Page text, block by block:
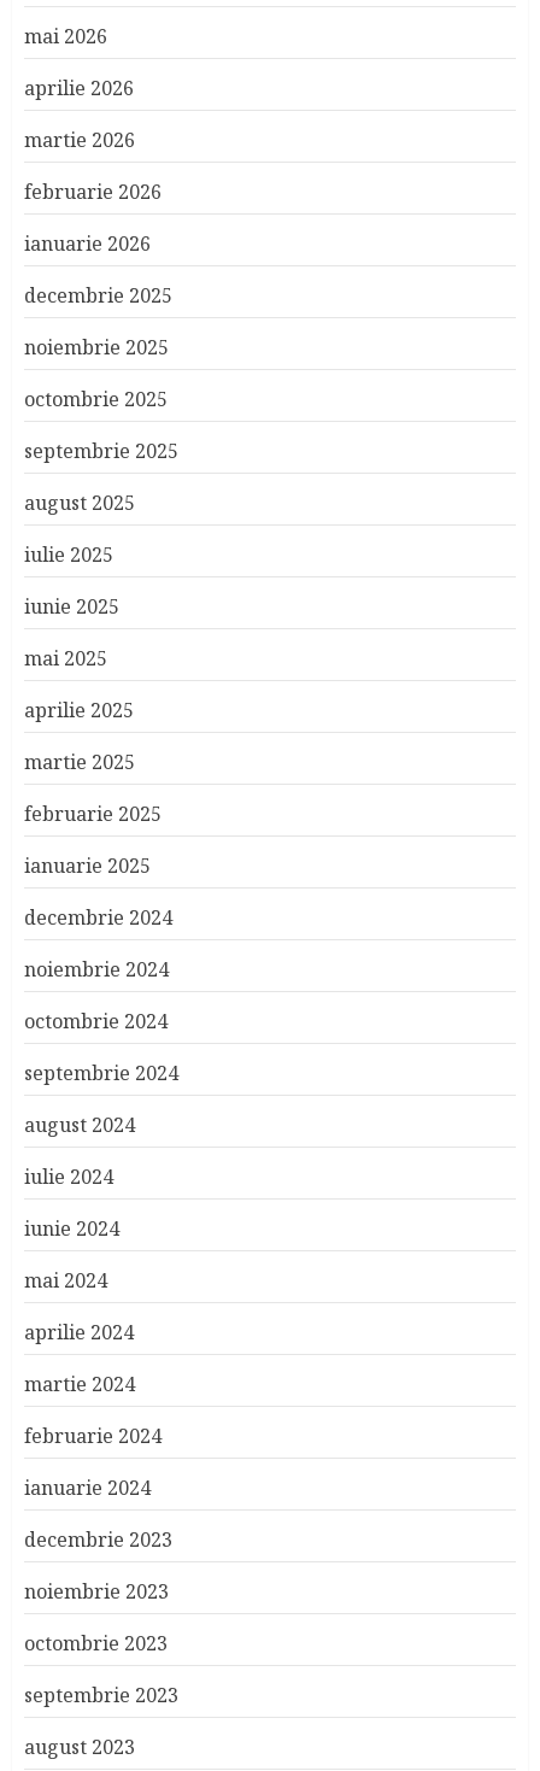
mai 2026
aprilie 2026
martie 2026
februarie 2026
ianuarie 2026
decembrie 2025
noiembrie 2025
octombrie 2025
septembrie 2025
august 2025
iulie 2025
iunie 2025
mai 2025
aprilie 2025
martie 2025
februarie 2025
ianuarie 2025
decembrie 2024
noiembrie 2024
octombrie 2024
septembrie 2024
august 2024
iulie 2024
iunie 2024
mai 2024
aprilie 2024
martie 2024
februarie 2024
ianuarie 2024
decembrie 2023
noiembrie 2023
octombrie 2023
septembrie 2023
august 2023